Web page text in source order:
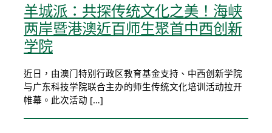
羊城派：共探传统文化之美！海峡
两岸暨港澳近百师生聚首中西创新
学院
近日，由澳门特别行政区教育基金支持、中西创新学院
与广东科技学院联合主办的师生传统文化培训活动拉开
帷幕。此次活动 […]